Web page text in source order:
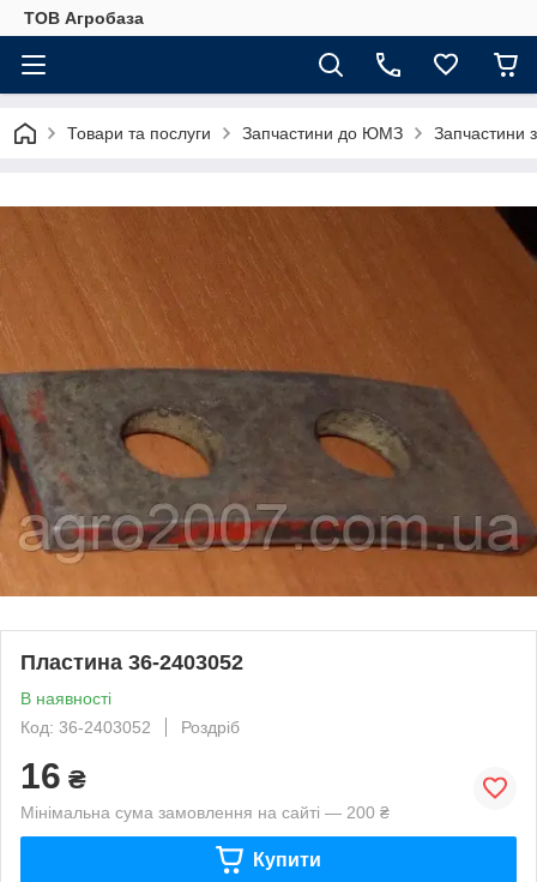
ТОВ Агробаза
Товари та послуги Запчастини до ЮМЗ Запчастини
Пластина 36-2403052
В наявності
Код: 36-2403052
Роздріб
16 ₴
Мінімальна сума замовлення на сайті — 200 ₴
Купити